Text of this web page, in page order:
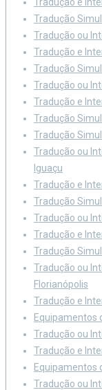
Tradução
Tradução ou
Tradução e
Tradução
Tradução ou
Tradução e
Tradução
Tradução
Tradução ou
Iguaçu
Tradução e
Tradução
Tradução ou
Tradução e
Tradução
Tradução ou
Florianópolis
Tradução e
Equipamentos
Tradução ou
Tradução e
Equipamentos
Tradução ou